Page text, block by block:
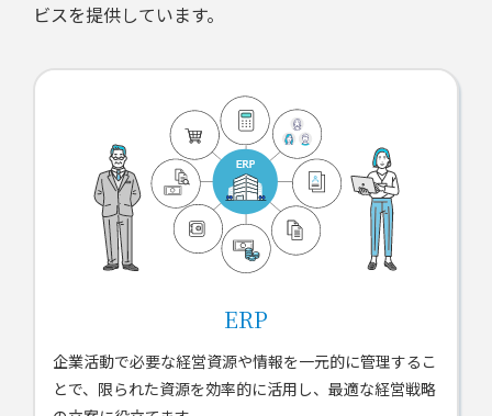
ビスを提供しています。
ERP
企業活動で必要な経営資源や情報を一元的に管理するこ
とで、限られた資源を効率的に活用し、最適な経営戦略